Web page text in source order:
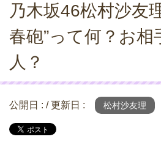
乃木坂46松村沙友
春砲”って何？お相
人？
公開日 : / 更新日 : 松村沙友理